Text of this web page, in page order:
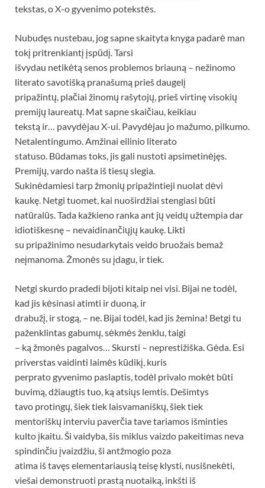
tekstas, o X-o gyvenimo potekstės.
Nubudęs nustebau, jog sapne skaityta knyga padarė man
tokį pritrenkiantį įspūdį. Tarsi
išvydau netikėtą senos problemos briauną – nežinomo
literato savotišką pranašumą prieš daugelį
pripažintų, plačiai žinomų rašytojų, prieš virtinę visokių
premijų laureatų. Mat sapne skaičiau, keikiau
tekstą ir… pavydėjau X-ui. Pavydėjau jo mažumo, pilkumo.
Netalentingumo. Amžinai eilinio literato
statuso. Būdamas toks, jis gali nustoti apsimetinėjęs.
Premijų, vardo našta iš tiesų slegia.
Sukinėdamiesi tarp žmonių pripažintieji nuolat dėvi
kaukę. Netgi tuomet, kai nuoširdžiai stengiasi būti
natūralūs. Tada kažkieno ranka ant jų veidų užtempia dar
idiotiškesnę – nevaidinančiųjų kaukę. Likti
su pripažinimo nesudarkytais veido bruožais bemaž
neįmanoma. Žmonės su įdagu, ir tiek.
Netgi skurdo pradedi bijoti kitaip nei visi. Bijai ne todėl,
kad jis kėsinasi atimti ir duoną, ir
drabužį, ir stogą, – ne. Bijai todėl, kad jis žemina! Betgi tu
paženklintas gabumų, sėkmės ženklu, taigi
– ką žmonės pagalvos… Skursti – neprestižiška. Gėda. Esi
priverstas vaidinti laimės kūdikį, kuris
perprato gyvenimo paslaptis, todėl privalo mokėt būti
buvimą, džiaugtis tuo, ką atsiųs lemtis. Dešimtys
tavo protingų, šiek tiek laisvamaniškų, šiek tiek
mentoriškų interviu paverčia tave tariamos išminties
kulto įkaitu. Ši vaidyba, šis miklus vaizdo pakeitimas neva
spindinčiu įvaizdžiu, ši antžmogio poza
atima iš tavęs elementariausią teisę klysti, nusišnekėti,
viešai demonstruoti prastą nuotaiką, inkšti iš